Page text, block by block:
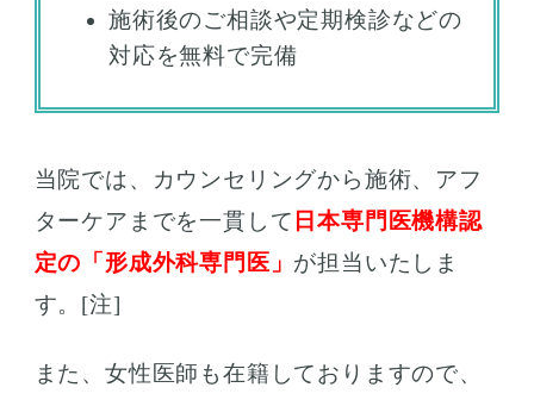
施術後のご相談や定期検診などの
対応を無料で完備
当院では、カウンセリングから施術、アフ
ターケアまでを一貫して 日本専門医機構認
定の「形成外科専門医」 が担当いたしま
す。[注]
また、女性医師も在籍しておりますので、